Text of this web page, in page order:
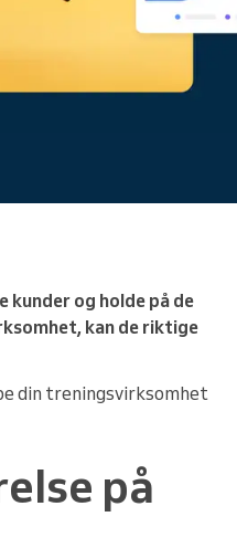
og holde på de
kan de riktige
din treningsvirksomhet
på